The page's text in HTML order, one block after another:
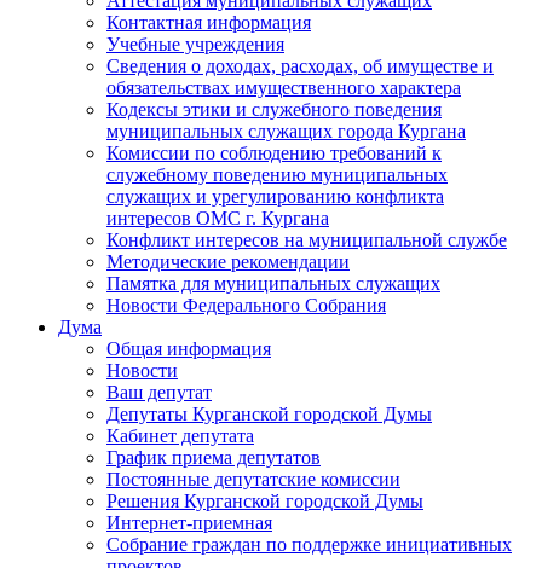
Контактная информация
Учебные учреждения
Сведения о доходах, расходах, об имуществе и
обязательствах имущественного характера
Кодексы этики и служебного поведения
муниципальных служащих города Кургана
Комиссии по соблюдению требований к
служебному поведению муниципальных
служащих и урегулированию конфликта
интересов ОМС г. Кургана
Конфликт интересов на муниципальной службе
Методические рекомендации
Памятка для муниципальных служащих
Новости Федерального Cобрания
Дума
Общая информация
Новости
Ваш депутат
Депутаты Курганской городской Думы
Кабинет депутата
График приема депутатов
Постоянные депутатские комиссии
Решения Курганской городской Думы
Интернет-приемная
Собрание граждан по поддержке инициативных